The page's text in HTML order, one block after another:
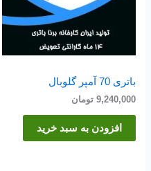
باتری 70 آمپر گلوبال
9,240,000 تومان
افزودن به سبد خرید